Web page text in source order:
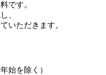
です。
、
いただきます。
始を除く）